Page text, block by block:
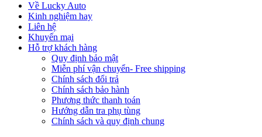
Về Lucky Auto
Kinh nghiệm hay
Liên hệ
Khuyến mại
Hỗ trợ khách hàng
Quy định bảo mật
Miễn phí vận chuyển- Free shipping
Chính sách đổi trả
Chính sách bảo hành
Phương thức thanh toán
Hướng dẫn tra phụ tùng
Chính sách và quy định chung